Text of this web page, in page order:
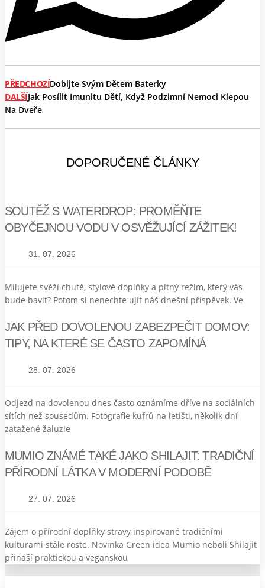
PŘEDCHOZÍDobijte Svým Dětem Baterky
DALŠÍJak Posílit Imunitu Dětí, Když Podzimní Nemoci Klepou
Na Dveře
DOPORUČENÉ ČLÁNKY
SOUTĚŽ S WATERDROP: PROMĚŇTE
OBYČEJNOU VODU V OSVĚŽUJÍCÍ ZÁŽITEK!
31. 07. 2026
Milujete svěží chutě, stylové doplňky a pitný režim, který vás
bude bavit? Potom si nenechte ujít náš dnešní příspěvek. Ve
JAK PŘED DOVOLENOU ZABEZPEČIT DOMOV:
TIPY, NA KTERÉ SE ČASTO ZAPOMÍNÁ
28. 07. 2026
Odjezd na dovolenou dnes často oznámíme dříve na sociálních
sítích než sousedům. Fotografie kufrů na letišti, několik dní
zatažené žaluzie
MUMIO ZNÁMÉ TAKÉ JAKO SHILAJIT: TRADIČNÍ
PŘÍRODNÍ LÁTKA V MODERNÍ PODOBĚ
27. 07. 2026
Zájem o přírodní doplňky stravy inspirované tradičními
kulturami stále roste. Novinka Green idea Mumio neboli Shilajit
přináší praktickou a veganskou